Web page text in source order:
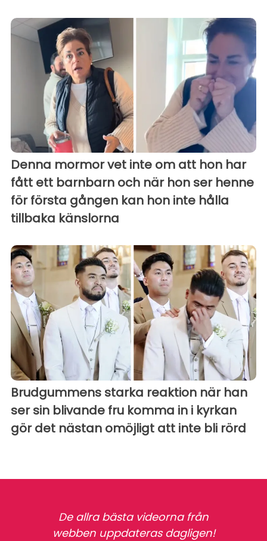
Denna mormor vet inte om att hon har
fått ett barnbarn och när hon ser henne
för första gången kan hon inte hålla
tillbaka känslorna
Brudgummens starka reaktion när han
ser sin blivande fru komma in i kyrkan
gör det nästan omöjligt att inte bli rörd
De allra bästa videorna från
webben uppdateras dagligen!